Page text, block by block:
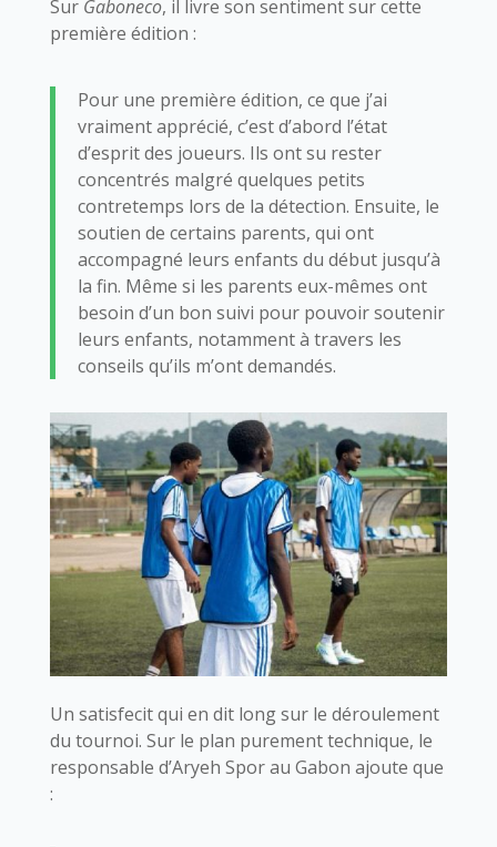
Sur Gaboneco, il livre son sentiment sur cette
première édition :
Pour une première édition, ce que j’ai
vraiment apprécié, c’est d’abord l’état
d’esprit des joueurs. Ils ont su rester
concentrés malgré quelques petits
contretemps lors de la détection. Ensuite, le
soutien de certains parents, qui ont
accompagné leurs enfants du début jusqu’à
la fin. Même si les parents eux-mêmes ont
besoin d’un bon suivi pour pouvoir soutenir
leurs enfants, notamment à travers les
conseils qu’ils m’ont demandés.
Un satisfecit qui en dit long sur le déroulement
du tournoi. Sur le plan purement technique, le
responsable d’Aryeh Spor au Gabon ajoute que
: